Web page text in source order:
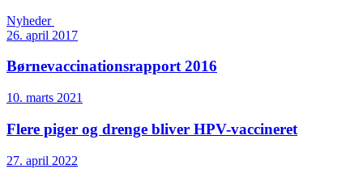
Nyheder
26. april 2017
Børnevaccinations­rapport 2016
10. marts 2021
Flere piger og drenge bliver HPV-vaccineret
27. april 2022